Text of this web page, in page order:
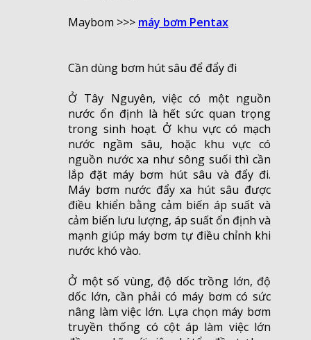
Maybom >>> máy bơm Pentax
Cần dùng bơm hút sâu để đẩy đi
Ở Tây Nguyên, việc có một nguồn
nước ổn định là hết sức quan trọng
trong sinh hoạt. Ở khu vực có mạch
nước ngầm sâu, hoặc khu vực có
nguồn nước xa như sông suối thì cần
lắp đặt máy bơm hút sâu và đẩy đi.
Máy bơm nước đẩy xa hút sâu được
điều khiển bằng cảm biến áp suất và
cảm biến lưu lượng, áp suất ổn định và
mạnh giúp máy bơm tự điều chỉnh khi
nước khó vào.
Ở một số vùng, độ dốc trồng lớn, độ
dốc lớn, cần phải có máy bơm có sức
nâng làm việc lớn. Lựa chọn máy bơm
truyền thống có cột áp làm việc lớn